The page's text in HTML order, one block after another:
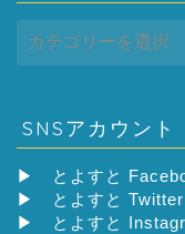
SNSアカウント
▶
とよすと
▶
とよすと Twitter
▶
とよすと